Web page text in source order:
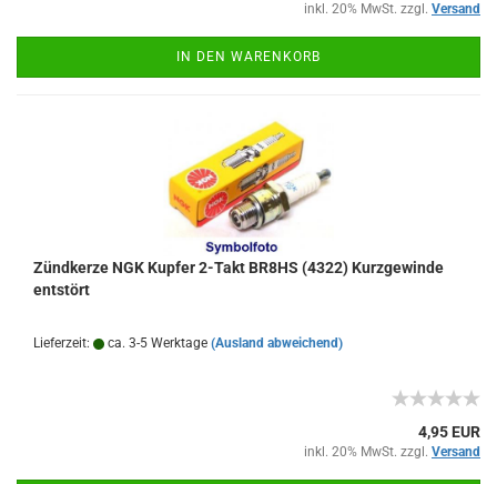
inkl. 20% MwSt. zzgl. Versand
IN DEN WARENKORB
Zündkerze NGK Kupfer 2-Takt BR8HS (4322) Kurzgewinde
entstört
Lieferzeit: ca. 3-5 Werktage (Ausland abweichend)
4,95 EUR
inkl. 20% MwSt. zzgl. Versand